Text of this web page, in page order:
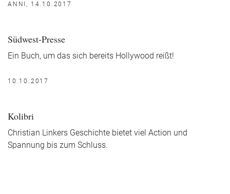
ANNI, 14.10.2017
Südwest-Presse
Ein Buch, um das sich bereits Hollywood reißt!
10.10.2017
Kolibri
Christian Linkers Geschichte bietet viel Action und
Spannung bis zum Schluss.